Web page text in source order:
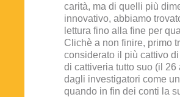
carità, ma di quelli più
innovativo, abbiamo
lettura fino alla fine per
Clichè a non finire, primo
considerato il più cattivo
di cattiveria tutto suo (il
dagli investigatori come
quando in fin dei conti la